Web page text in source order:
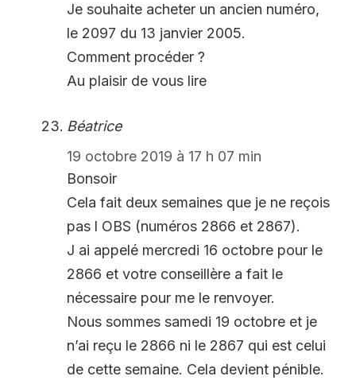
Je souhaite acheter un ancien numéro,
le 2097 du 13 janvier 2005.
Comment procéder ?
Au plaisir de vous lire
Béatrice
19 octobre 2019 à 17 h 07 min
Bonsoir
Cela fait deux semaines que je ne reçois
pas l OBS (numéros 2866 et 2867).
J ai appelé mercredi 16 octobre pour le
2866 et votre conseillère a fait le
nécessaire pour me le renvoyer.
Nous sommes samedi 19 octobre et je
n’ai reçu le 2866 ni le 2867 qui est celui
de cette semaine. Cela devient pénible.